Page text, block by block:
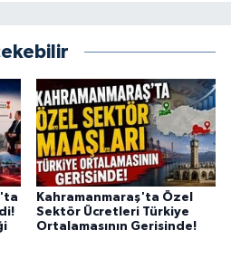
Kahramanmaraş'ta Özel
Sektör Ücretleri Türkiye
Ortalamasının Gerisinde!